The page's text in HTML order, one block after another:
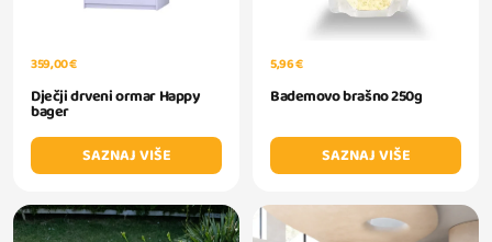
359,00 €
Dječji drveni ormar Happy
bager
SAZNAJ VIŠE
5,96 €
Bademovo brašno 250g
SAZNAJ VIŠE